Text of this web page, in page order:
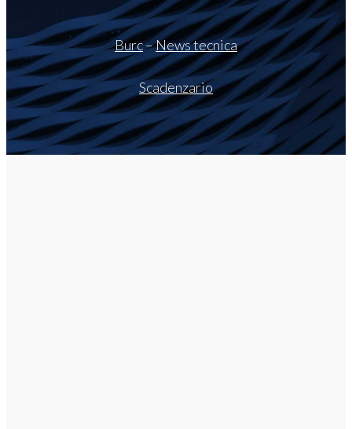
Burc–News tecnica
Scadenzario